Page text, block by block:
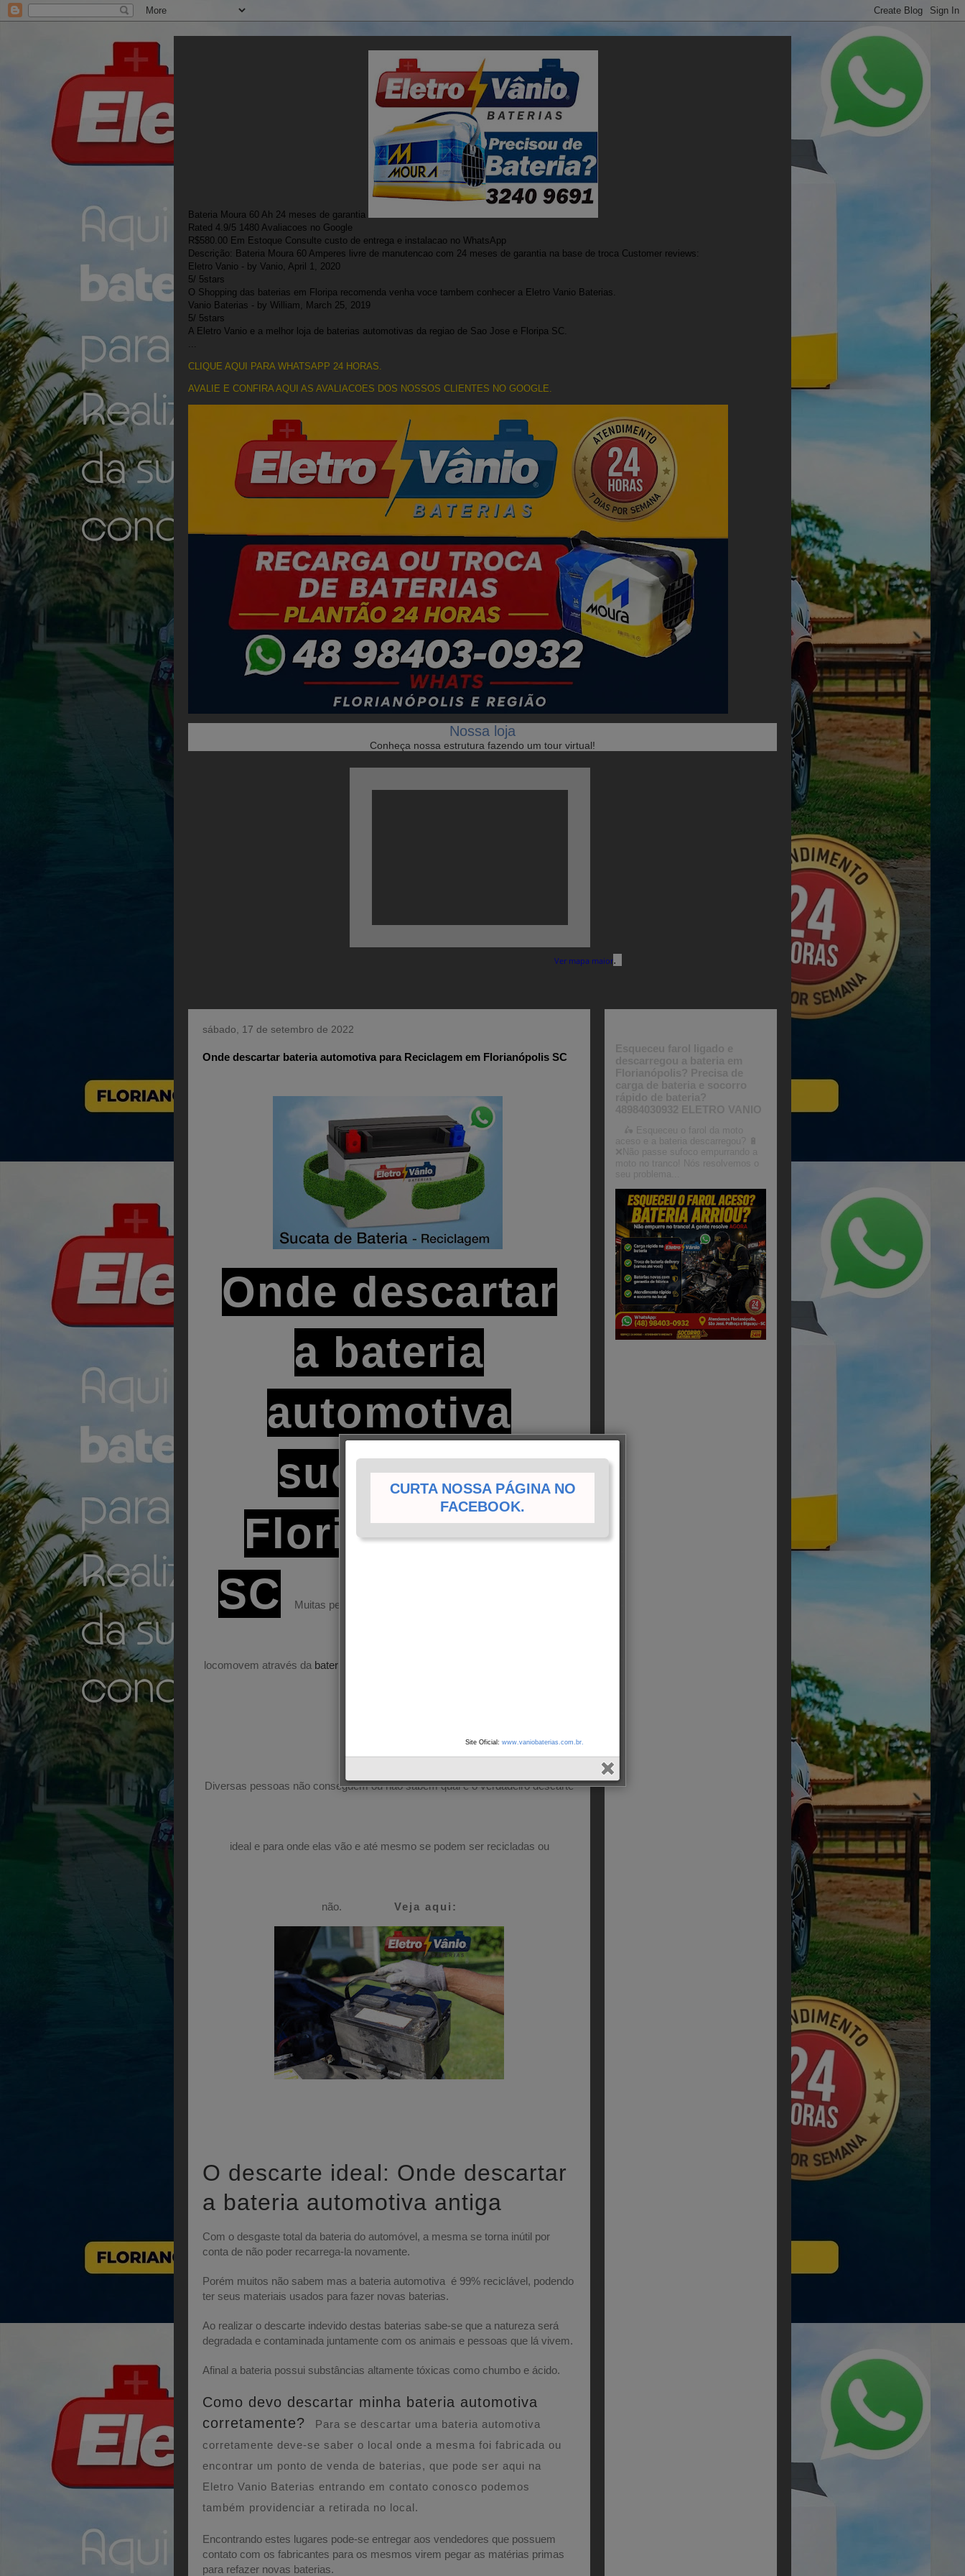
CURTA NOSSA PÁGINA NO
FACEBOOK.
Site Oficial: www.vaniobaterias.com.br.
Bateria Moura 60 Ah 24 meses de garantia
Rated 4.9/5 1480 Avaliacoes no Google
R$580.00 Em Estoque Consulte custo de entrega e instalacao no WhatsApp
Descrição: Bateria Moura 60 Amperes livre de manutencao com 24 meses de garantia na base de troca Customer reviews:
Eletro Vanio - by Vanio, April 1, 2020
5/ 5stars
O Shopping das baterias em Floripa recomenda venha voce tambem conhecer a Eletro Vanio Baterias.
Vanio Baterias - by William, March 25, 2019
5/ 5stars
A Eletro Vanio e a melhor loja de baterias automotivas da regiao de Sao Jose e Floripa SC.
...
CLIQUE AQUI PARA WHATSAPP 24 HORAS.
AVALIE E CONFIRA AQUI AS AVALIACOES DOS NOSSOS CLIENTES NO GOOGLE.
Nossa loja
Conheça nossa estrutura fazendo um tour virtual!
Ver mapa maior.
sábado, 17 de setembro de 2022
Onde descartar bateria automotiva para Reciclagem em Florianópolis SC
Onde descartar
a bateria
automotiva
sucata em
Florianópolis
SC
Muitas pessoas usam e abusam dos automóveis que se
locomovem através da bateria automotiva
Diversas pessoas não conseguem ou não sabem qual é o verdadeiro descarte
ideal e para onde elas vão e até mesmo se podem ser recicladas ou
não. Veja aqui:
O descarte ideal: Onde descartar
a bateria automotiva antiga
Com o desgaste total da bateria do automóvel, a mesma se torna inútil por
conta de não poder recarrega-la novamente.
Porém muitos não sabem mas a bateria automotiva é 99% reciclável, podendo
ter seus materiais usados para fazer novas baterias.
Ao realizar o descarte indevido destas baterias sabe-se que a natureza será
degradada e contaminada juntamente com os animais e pessoas que lá vivem.
Afinal a bateria possui substâncias altamente tóxicas como chumbo e ácido.
Como devo descartar minha bateria automotiva
corretamente?
Para se descartar uma bateria automotiva
corretamente deve-se saber o local onde a mesma foi fabricada ou
encontrar um ponto de venda de baterias, que pode ser aqui na
Eletro Vanio Baterias entrando em contato conosco podemos
também providenciar a retirada no local.
Encontrando estes lugares pode-se entregar aos vendedores que possuem
contato com os fabricantes para os mesmos virem pegar as matérias primas
para refazer novas baterias.